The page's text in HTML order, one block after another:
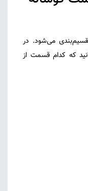
می‌شود. در
که کدام قسمت از